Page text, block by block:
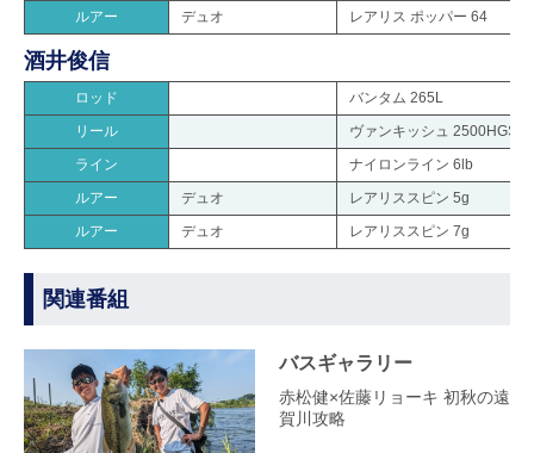
ルアー
デュオ レアリス ポッパー 64
酒井俊信
ロッド
バンタム 265L
リール
ヴァンキッシュ 2500HGS
ライン
ナイロンライン 6lb
ルアー
デュオ
レアリススピン 5g
ルアー
デュオ レアリススピン 7g
関連番組
バスギャラリー
赤松健×佐藤リョーキ 初秋の遠
賀川攻略